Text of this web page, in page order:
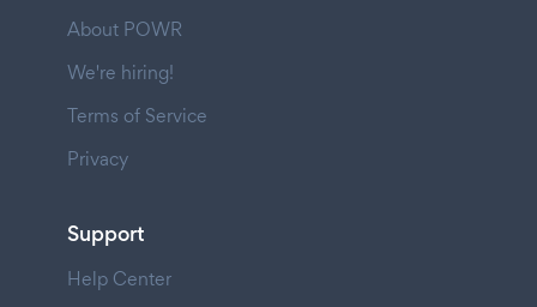
About POWR
We're hiring!
Terms of Service
Privacy
Support
Help Center